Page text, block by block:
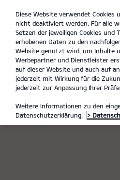
open
menu
Diese Website verwendet Cookies
nicht deaktiviert werden. Für alle
Setzen der jeweiligen Cookies und
erhobenen Daten zu den
Website genutzt wird, um Inhalte
Werbepartner und Dienstleister
auf dieser Website und auch auf
jederzeit mit Wirkung für die
jederzeit zur Anpassung Ihrer
Weitere Informationen zu den
Datenschutzerklärung.
>